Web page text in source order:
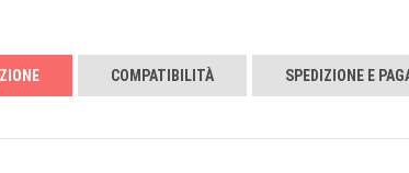
COMPATIBILITÀ SPEDIZIONE E